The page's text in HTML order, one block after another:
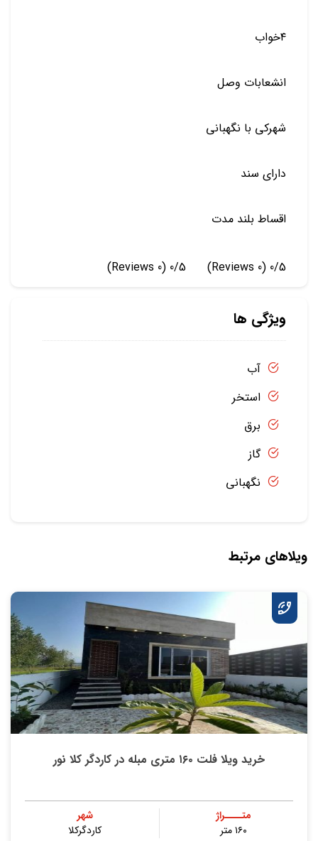
۴خواب
انشعابات وصل
شهرکی با نگهبانی
دارای سند
اقساط بلند مدت
0/5
(0 Reviews)
0/5
(0 Reviews)
ویژگی ها
آب
استخر
برق
گاز
نگهبانی
ویلاهای مرتبط
خرید ویلا فلت ۱۶۰ متری مبله در کاردگر کلا نور
متــــراژ
۱۶۰ متر
شهر
کاردگرکلا